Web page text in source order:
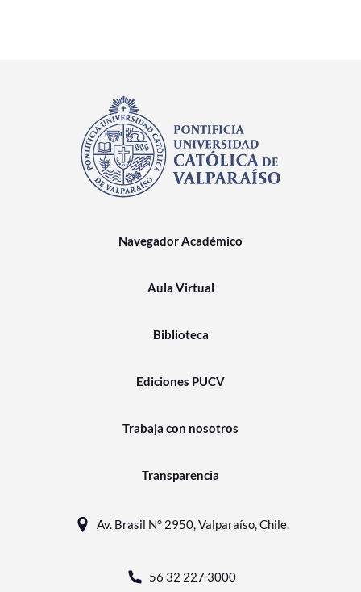
Navegador Académico
Aula Virtual
Biblioteca
Ediciones PUCV
Trabaja con nosotros
Transparencia
Av. Brasil N° 2950, Valparaíso, Chile.
56 32 227 3000